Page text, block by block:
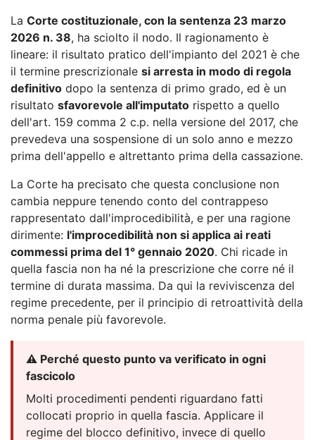
La Corte costituzionale, con la sentenza 23 marzo
2026 n. 38, ha sciolto il nodo. Il ragionamento è
lineare: il risultato pratico dell'impianto del 2021 è che
il termine prescrizionale si arresta in modo di regola
definitivo dopo la sentenza di primo grado, ed è un
risultato sfavorevole all'imputato rispetto a quello
dell'art. 159 comma 2 c.p. nella versione del 2017, che
prevedeva una sospensione di un solo anno e mezzo
prima dell'appello e altrettanto prima della cassazione.
La Corte ha precisato che questa conclusione non
cambia neppure tenendo conto del contrappeso
rappresentato dall'improcedibilità, e per una ragione
dirimente: l'improcedibilità non si applica ai reati
commessi prima del 1° gennaio 2020. Chi ricade in
quella fascia non ha né la prescrizione che corre né il
termine di durata massima. Da qui la reviviscenza del
regime precedente, per il principio di retroattività della
norma penale più favorevole.
⚠️ Perché questo punto va verificato in ogni
fascicolo
Molti procedimenti pendenti riguardano fatti
collocati proprio in quella fascia. Applicare il
regime del blocco definitivo, invece di quello